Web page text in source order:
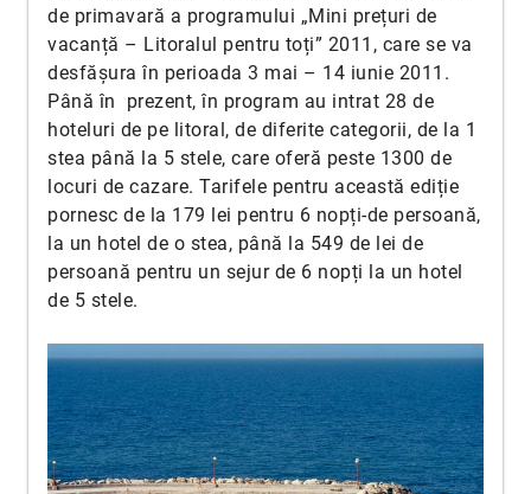
de primavară a programului „Mini prețuri de
vacanță – Litoralul pentru toți” 2011, care se va
desfășura în perioada 3 mai – 14 iunie 2011.
Până în prezent, în program au intrat 28 de
hoteluri de pe litoral, de diferite categorii, de la 1
stea până la 5 stele, care oferă peste 1300 de
locuri de cazare. Tarifele pentru această ediție
pornesc de la 179 lei pentru 6 nopți-de persoană,
la un hotel de o stea, până la 549 de lei de
persoană pentru un sejur de 6 nopți la un hotel
de 5 stele.